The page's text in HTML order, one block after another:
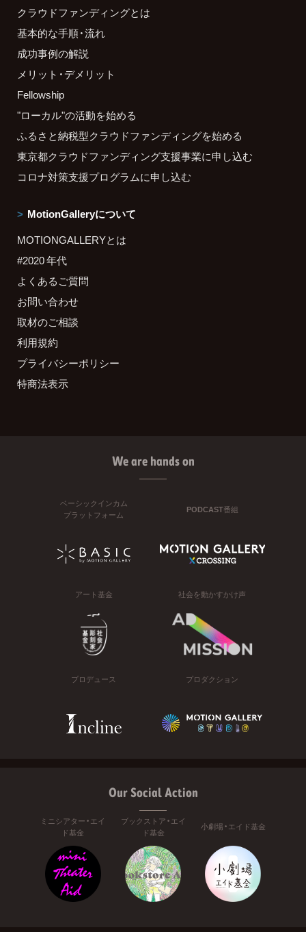
クラウドファンディングとは
基本的な手順・流れ
成功事例の解説
メリット・デメリット
Fellowship
"ローカル"の活動を始める
ふるさと納税型クラウドファンディングを始める
東京都クラウドファンディング支援事業に申し込む
コロナ対策支援プログラムに申し込む
MotionGalleryについて
MOTIONGALLERYとは
#2020 年代
よくあるご質問
お問い合わせ
取材のご相談
利用規約
プライバシーポリシー
特商法表示
We are hands on
ベーシックインカム
プラットフォーム
PODCAST番組
アート基金 社会を動かすかけ声
プロデュース プロダクション
Our Social Action
ミニシアター・エイ
ド基金
ブックストア・エイ
ド基金
小劇場・エイド基金